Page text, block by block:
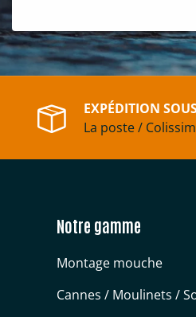
EXPÉDITION
La poste /
Notre gamme
Montage mouche
Cannes / Moulinets /